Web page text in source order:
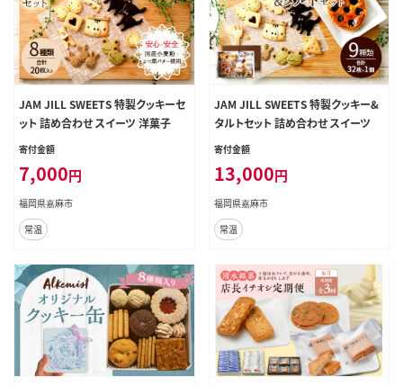
JAM JILL SWEETS 特製クッキーセ
ット 詰め合わせ スイーツ 洋菓子
寄付金額
7,000円
福岡県嘉麻市
常温
JAM JILL SWEETS 特製クッキー&
タルトセット 詰め合わせ スイーツ
寄付金額
13,000円
福岡県嘉麻市
常温